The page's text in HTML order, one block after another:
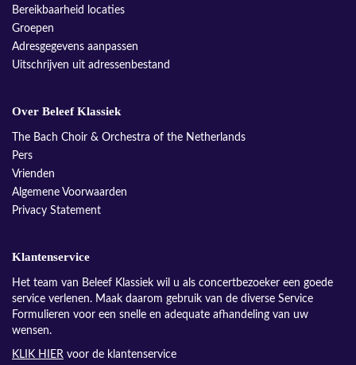
Bereikbaarheid locaties
Groepen
Adresgegevens aanpassen
Uitschrijven uit adressenbestand
Over Beleef Klassiek
The Bach Choir & Orchestra of the Netherlands
Pers
Vrienden
Algemene Voorwaarden
Privacy Statement
Klantenservice
Het team van Beleef Klassiek wil u als concertbezoeker een goede
service verlenen. Maak daarom gebruik van de diverse Service
Formulieren voor een snelle en adequate afhandeling van uw
wensen.
KLIK HIER voor de klantenservice